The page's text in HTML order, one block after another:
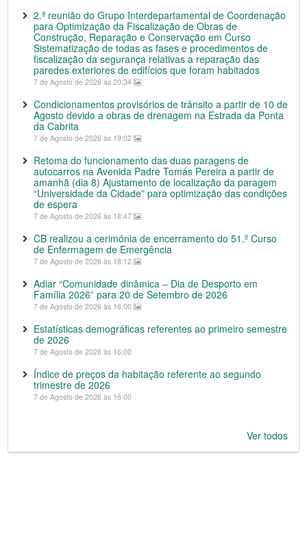
2.ª reunião do Grupo Interdepartamental de Coordenação
para Optimização da Fiscalização de Obras de
Construção, Reparação e Conservação em Curso
Sistematização de todas as fases e procedimentos de
fiscalização da segurança relativas a reparação das
paredes exteriores de edifícios que foram habitados
7 de Agosto de 2026 às 20:34
Condicionamentos provisórios de trânsito a partir de 10 de
Agosto devido a obras de drenagem na Estrada da Ponta
da Cabrita
7 de Agosto de 2026 às 19:02
Retoma do funcionamento das duas paragens de
autocarros na Avenida Padre Tomás Pereira a partir de
amanhã (dia 8) Ajustamento de localização da paragem
“Universidade da Cidade” para optimização das condições
de espera
7 de Agosto de 2026 às 18:47
CB realizou a cerimónia de encerramento do 51.º Curso
de Enfermagem de Emergência
7 de Agosto de 2026 às 18:12
Adiar “Comunidade dinâmica – Dia de Desporto em
Família 2026” para 20 de Setembro de 2026
7 de Agosto de 2026 às 16:00
Estatísticas demográficas referentes ao primeiro semestre
de 2026
7 de Agosto de 2026 às 16:00
Índice de preços da habitação referente ao segundo
trimestre de 2026
7 de Agosto de 2026 às 16:00
Ver todos